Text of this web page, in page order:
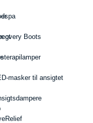
Boots
masker til ansigtet